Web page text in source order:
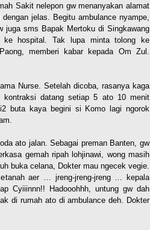
Sakit nelepon gw menanyakan alamat
jelas. Begitu ambulance nyampe,
juga sms Bapak Mertoku di Singkawang
ke hospital. Tak lupa minta tolong ke
memberi kabar kepada Om Zul.
Nurse. Setelah dicoba, rasanya kaga
datang setiap 5 ato 10 menit
buta kaya begini si Komo lagi ngorok
ato jalan. Sebagai preman Banten, gw
gemah ripah lohjinawi, wong masih
buka celana, Dokter mau ngecek vegie.
aer … jreng-jreng-jreng … kepala
Cyiiinnn!! Hadooohhh, untung gw dah
di rumah ato di ambulance deh. Dokter